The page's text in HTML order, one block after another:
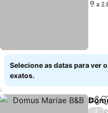
a
Selecione as datas para ver
exatos.
/